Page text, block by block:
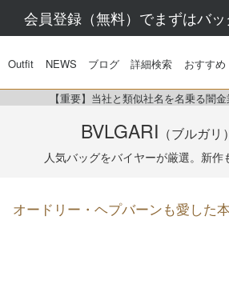
会員登録（無料）でまずはバッ
Outfit NEWS ブログ 詳細検索 おすすめ
【重要】当社と類似社名を名乗る闇
BVLGARI （ブルガリ）
人気バッグをバイヤーが厳選。 新作
オードリー・ヘプバーンも愛した